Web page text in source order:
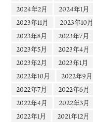
2024年2月
2024年1月
2023年11月
2023年10月
2023年8月
2023年7月
2023年5月
2023年4月
2023年2月
2023年1月
2022年10月
2022年9月
2022年7月
2022年6月
2022年4月
2022年3月
2022年1月
2021年12月